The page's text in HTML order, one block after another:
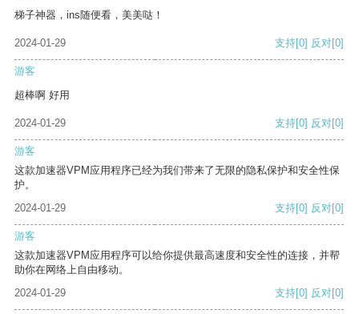
梯子神器，ins随便看，美美哒！
2024-01-29 支持[0] 反对[0]
游客
超棒啊 好用
2024-01-29 支持[0] 反对[0]
游客
这款加速器VPM应用程序已经为我们带来了无限的隐私保护和安全性保
护。
2024-01-29
支持[0] 反对[0]
游客
这款加速器VPM应用程序可以给你提供最高速度和安全性的连接，并帮
助你在网络上自由移动。
2024-01-29
支持[0] 反对[0]